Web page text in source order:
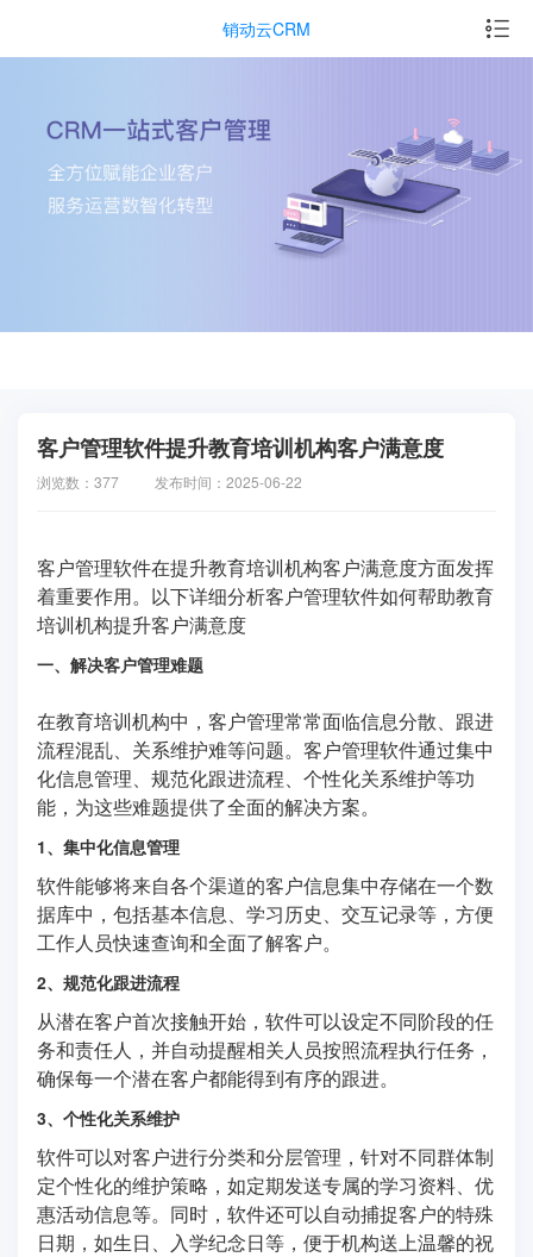
销动云CRM
客户管理软件提升教育培训机构客户满意度
浏览数：377 发布时间：2025-06-22
客户管理软件在提升教育培训机构客户满意度方面发挥
着重要作用。以下详细分析客户管理软件如何帮助教育
培训机构提升客户满意度
一、解决客户管理难题
在教育培训机构中，客户管理常常面临信息分散、跟进
流程混乱、关系维护难等问题。客户管理软件通过集中
化信息管理、规范化跟进流程、个性化关系维护等功
能，为这些难题提供了全面的解决方案。
1、集中化信息管理
软件能够将来自各个渠道的客户信息集中存储在一个数
据库中，包括基本信息、学习历史、交互记录等，方便
工作人员快速查询和全面了解客户。
2、规范化跟进流程
从潜在客户首次接触开始，软件可以设定不同阶段的任
务和责任人，并自动提醒相关人员按照流程执行任务，
确保每一个潜在客户都能得到有序的跟进。
3、个性化关系维护
软件可以对客户进行分类和分层管理，针对不同群体制
定个性化的维护策略，如定期发送专属的学习资料、优
惠活动信息等。同时，软件还可以自动捕捉客户的特殊
日期，如生日、入学纪念日等，便于机构送上温馨的祝